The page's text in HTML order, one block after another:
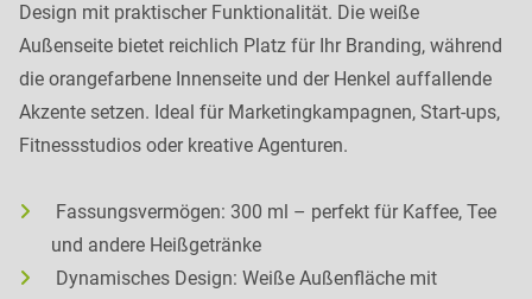
Design mit praktischer Funktionalität. Die weiße
Außenseite bietet reichlich Platz für Ihr Branding, während
die orangefarbene Innenseite und der Henkel auffallende
Akzente setzen. Ideal für Marketingkampagnen, Start-ups,
Fitnessstudios oder kreative Agenturen.
Fassungsvermögen: 300 ml – perfekt für Kaffee, Tee
und andere Heißgetränke
Dynamisches Design: Weiße Außenfläche mit